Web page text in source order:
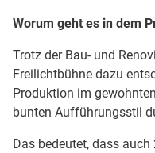
Worum geht es in dem
Trotz der Bau- und
Freilichtbühne dazu
Produktion im
bunten Aufführungsstil
Das bedeutet, dass